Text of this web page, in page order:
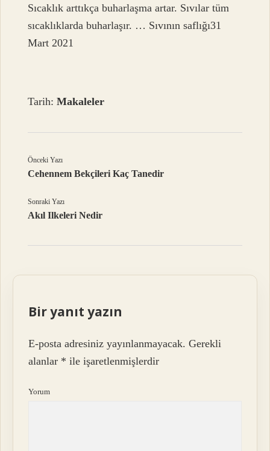
Sıcaklık arttıkça buharlaşma artar. Sıvılar tüm
sıcaklıklarda buharlaşır. … Sıvının saflığı31
Mart 2021
Tarih:Makaleler
Önceki Yazı
Cehennem Bekçileri Kaç Tanedir
Sonraki Yazı
Akıl Ilkeleri Nedir
Bir yanıt yazın
E-posta adresiniz yayınlanmayacak. Gerekli
alanlar * ile işaretlenmişlerdir
Yorum